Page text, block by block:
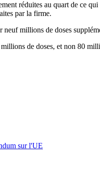
réduites au quart de ce
par la firme.
millions de doses
de doses, et non 80
sur l'UE